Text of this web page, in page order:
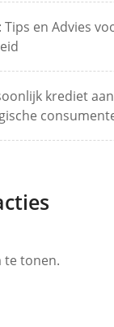
Tips en Advies
krediet
te tonen.